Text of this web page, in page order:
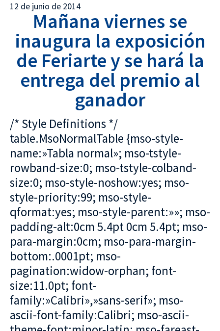
12 de junio de 2014
Mañana viernes se
inaugura la exposición
de Feriarte y se hará la
entrega del premio al
ganador
/* Style Definitions */
table.MsoNormalTable {mso-style-
name:»Tabla normal»; mso-tstyle-
rowband-size:0; mso-tstyle-colband-
size:0; mso-style-noshow:yes; mso-
style-priority:99; mso-style-
qformat:yes; mso-style-parent:»»; mso-
padding-alt:0cm 5.4pt 0cm 5.4pt; mso-
para-margin:0cm; mso-para-margin-
bottom:.0001pt; mso-
pagination:widow-orphan; font-
size:11.0pt; font-
family:»Calibri»,»sans-serif»; mso-
ascii-font-family:Calibri; mso-ascii-